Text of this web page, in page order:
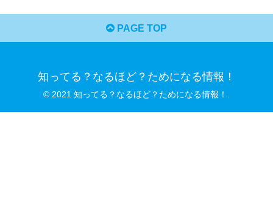
PAGE TOP
知ってる？なるほど？ためになる情報！
© 2021 知ってる？なるほど？ためになる情報！.